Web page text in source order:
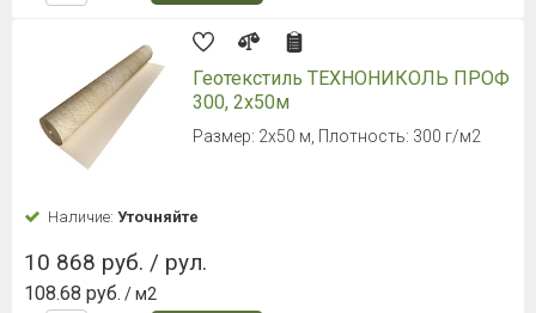
Геотекстиль ТЕХНОНИКОЛЬ ПРОФ
300, 2х50м
Размер: 2х50 м, Плотность: 300 г/м2
Наличие: Уточняйте
10 868 руб. / рул.
108.68 руб. / м2